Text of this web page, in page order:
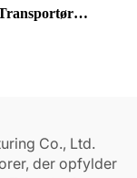
Co., Ltd.
der opfylder